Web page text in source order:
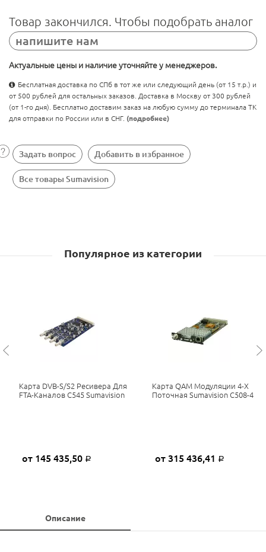
Товар закончился. Чтобы подобрать аналог
напишите нам
Актуальные цены и наличие уточняйте у менеджеров.
Бесплатная доставка по СПб в тот же или следующий день (от 15 т.р.) и
от 500 рублей для остальных заказов. Доставка в Москву от 300 рублей
(от 1-го дня). Бесплатно доставим заказ на любую сумму до терминала ТК
для отправки по России или в СНГ. (подробнее)
Задать вопрос Добавить в избранное
Все товары Sumavision
Популярное из категории
Карта DVB-S/S2 Ресивера Для
FTA-Каналов C545 Sumavision
от 145 435,50 Р
Карта QAM Модуляции 4-Х
Поточная Sumavision C508-4
от 315 436,41 Р
Описание